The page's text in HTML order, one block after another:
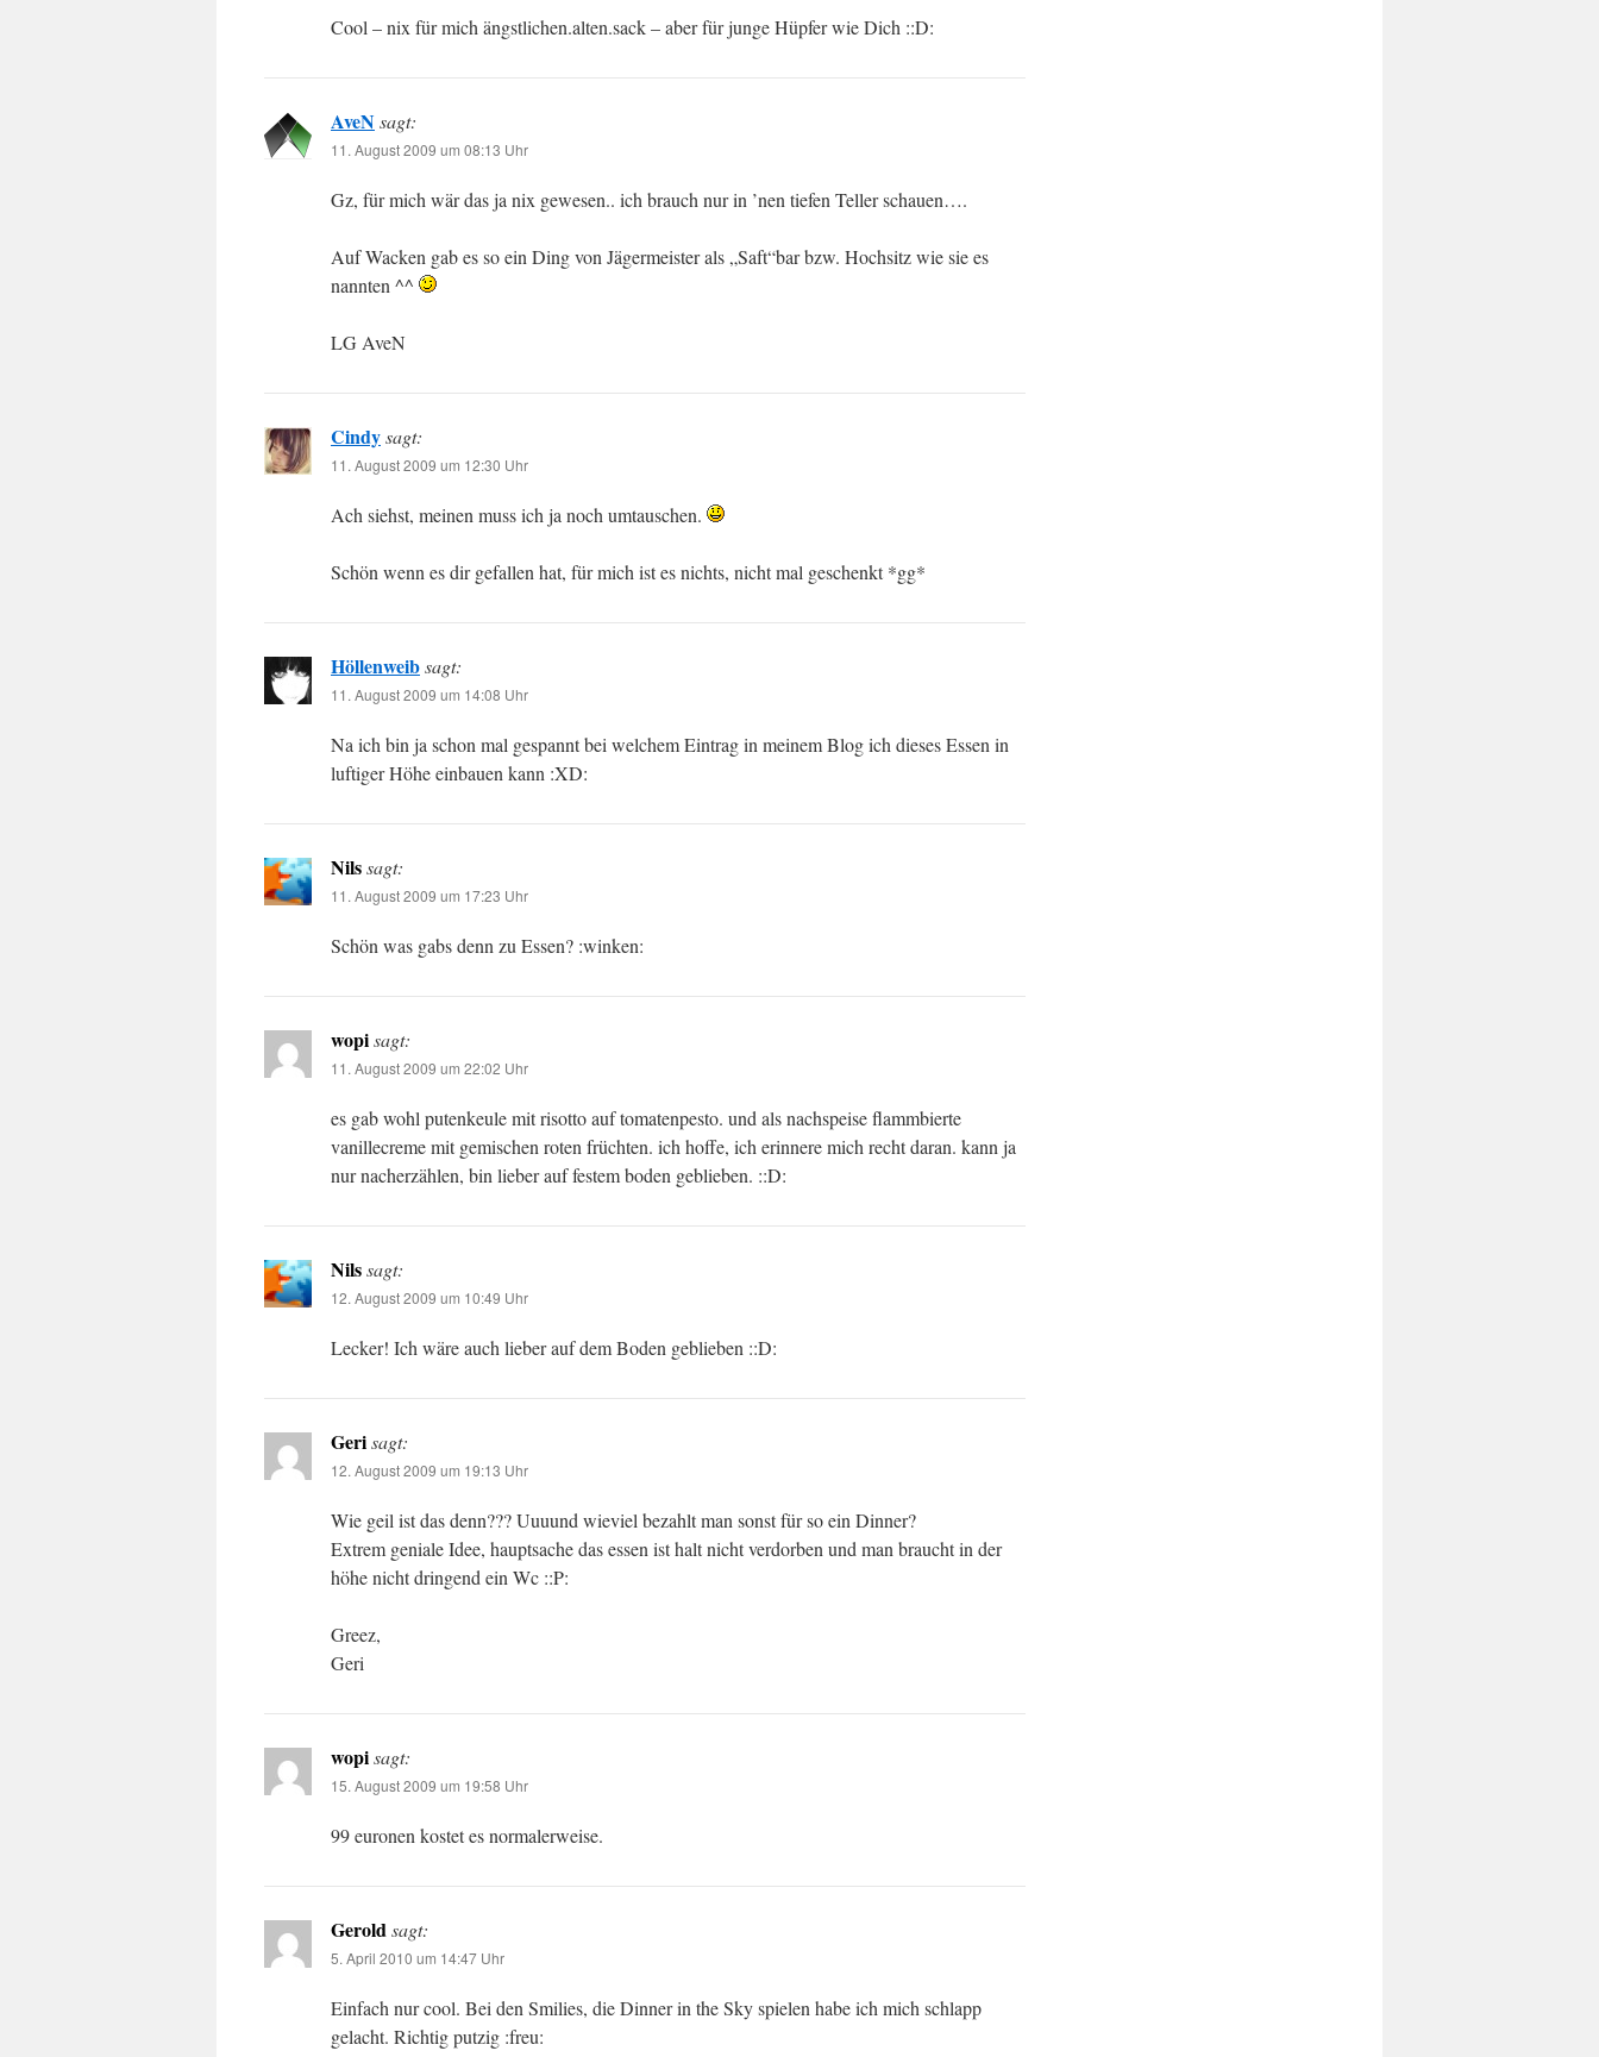
Cool – nix für mich ängstlichen.alten.sack – aber für junge Hüpfer wie Dich ::D:
AveNsagt:
11. August 2009 um 08:13 Uhr
Gz, für mich wär das ja nix gewesen.. ich brauch nur in ’nen tiefen Teller schauen….
Auf Wacken gab es so ein Ding von Jägermeister als „Saft“bar bzw. Hochsitz wie sie es
nannten ^^
LG AveN
Cindysagt:
11. August 2009 um 12:30 Uhr
Ach siehst, meinen muss ich ja noch umtauschen.
Schön wenn es dir gefallen hat, für mich ist es nichts, nicht mal geschenkt *gg*
Höllenweibsagt:
11. August 2009 um 14:08 Uhr
Na ich bin ja schon mal gespannt bei welchem Eintrag in meinem Blog ich dieses Essen in
luftiger Höhe einbauen kann :XD:
Nilssagt:
11. August 2009 um 17:23 Uhr
Schön was gabs denn zu Essen? :winken:
wopisagt:
11. August 2009 um 22:02 Uhr
es gab wohl putenkeule mit risotto auf tomatenpesto. und als nachspeise flammbierte
vanillecreme mit gemischen roten früchten. ich hoffe, ich erinnere mich recht daran. kann ja
nur nacherzählen, bin lieber auf festem boden geblieben. ::D:
Nilssagt:
12. August 2009 um 10:49 Uhr
Lecker! Ich wäre auch lieber auf dem Boden geblieben ::D:
Gerisagt:
12. August 2009 um 19:13 Uhr
Wie geil ist das denn??? Uuuund wieviel bezahlt man sonst für so ein Dinner?
Extrem geniale Idee, hauptsache das essen ist halt nicht verdorben und man braucht in der
höhe nicht dringend ein Wc ::P:
Greez,
Geri
wopisagt:
15. August 2009 um 19:58 Uhr
99 euronen kostet es normalerweise.
Geroldsagt:
5. April 2010 um 14:47 Uhr
Einfach nur cool. Bei den Smilies, die Dinner in the Sky spielen habe ich mich schlapp
gelacht. Richtig putzig :freu: